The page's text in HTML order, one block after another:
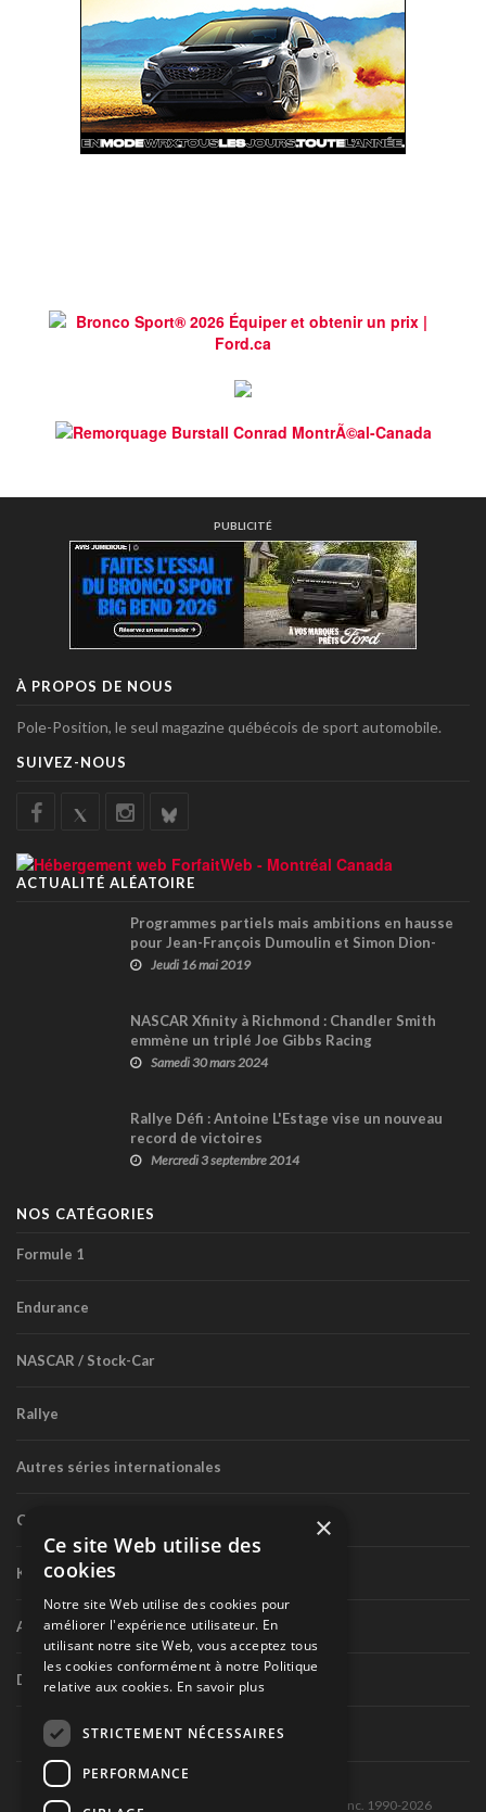
PUBLICITÉ
À PROPOS DE NOUS
Pole-Position, le seul magazine québécois de sport automobile.
SUIVEZ-NOUS
ACTUALITÉ ALÉATOIRE
Programmes partiels mais ambitions en hausse
pour Jean-François Dumoulin et Simon Dion-
Viens en NASCAR Pinty's
Jeudi 16 mai 2019
NASCAR Xfinity à Richmond : Chandler Smith
emmène un triplé Joe Gibbs Racing
Samedi 30 mars 2024
Rallye Défi : Antoine L'Estage vise un nouveau
record de victoires
Mercredi 3 septembre 2014
NOS CATÉGORIES
Formule 1
Endurance
NASCAR / Stock-Car
Rallye
Autres séries internationales
Circuit routier canadien
Karting
Autres séries nationales
Divers
Tous droits réservés © Les Éditions Pole-Position inc. 1990-2026
×
Ce site Web utilise des
cookies
Notre site Web utilise des cookies pour
améliorer l'expérience utilisateur. En
utilisant notre site Web, vous acceptez tous
les cookies conformément à notre Politique
relative aux cookies. En savoir plus
STRICTEMENT NÉCESSAIRES
PERFORMANCE